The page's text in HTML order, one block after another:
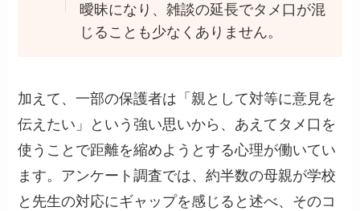
曖昧になり、雑談の延長でタメ口が混
じることも少なくありません。
加えて、一部の保護者は「親として対等に意見を
伝えたい」という強い思いから、あえてタメ口を
使うことで距離を縮めようとする心理が働いてい
ます。アンケート調査では、約半数の母親が学校
と先生の対応にギャップを感じると述べ、そのコ